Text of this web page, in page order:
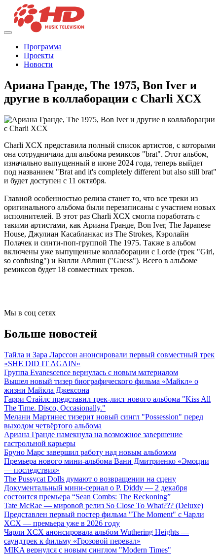
Программа
Проекты
Новости
Ариана Гранде, The 1975, Bon Iver и
другие в коллаборации с Charli XCX
Charli XCX представила полный список артистов, с которыми
она сотрудничала для альбома ремиксов "brat". Этот альбом,
изначально выпущенный в июне 2024 года, теперь выйдет
под названием "Brat and it's completely different but also still brat"
и будет доступен с 11 октября.
Главной особенностью релиза станет то, что все треки из
оригинального альбома были перезаписаны с участием новых
исполнителей. В этот раз Charli XCX смогла поработать с
такими артистами, как Ариана Гранде, Bon Iver, The Japanese
House, Джулиан Касабланкас из The Strokes, Кэролайн
Полачек и синти-поп-группой The 1975. Также в альбом
включены уже выпущенные коллаборации с Lorde (трек "Girl,
so confusing") и Билли Айлиш ("Guess"). Всего в альбоме
ремиксов будет 18 совместных треков.
Мы в соц сетях
Больше новостей
Тайла и Зара Ларссон анонсировали первый совместный трек
«SHE DID IT AGAIN»
Группа Evanescence вернулась с новым материалом
Вышел новый тизер биографического фильма «Майкл» о
жизни Майкла Джексона
Гарри Стайлс представил трек-лист нового альбома "Kiss All
The Time. Disco, Occasionally."
Мелани Мартинес тизерит новый сингл "Possession" перед
выходом четвёртого альбома
Ариана Гранде намекнула на возможное завершение
гастрольной карьеры
Бруно Марс завершил работу над новым альбомом
Премьера нового мини-альбома Вани Дмитриенко «Эмоции
— последствия»
The Pussycat Dolls думают о возвращении на сцену
Документальный мини-сериал о P. Diddy — 2 декабря
состоится премьера “Sean Combs: The Reckoning”
Tate McRae — мировой релиз So Close To What??? (Deluxe)
Представлен первый постер фильма "The Moment" с Чарли
XCX — премьера уже в 2026 году
Чарли XCX анонсировала альбом Wuthering Heights —
саундтрек к фильму «Грозовой перевал»
MIKA вернулся с новым синглом "Modern Times"